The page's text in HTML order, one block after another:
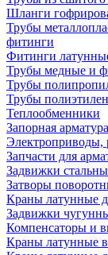
Шланги
Трубы
фитинги
Фитинги
Трубы медные и
Трубы
Трубы
Теплообменники
Запорная арматура
Электроприводы,
Запчасти для
Задвижки
Затворы
Краны латунные
Задвижки
Компенсаторы и
Краны латунные